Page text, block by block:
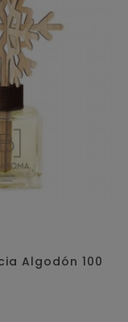
Algodón 100